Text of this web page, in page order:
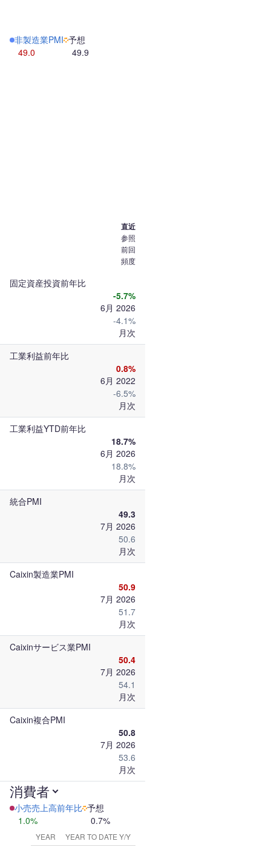
非製造業PMI
49.0
予想
49.9
直近
参照
前回
頻度
固定資産投資前年比
-5.7%
6月 2026
-4.1%
月次
工業利益前年比
0.8%
6月 2022
-6.5%
月次
工業利益YTD前年比
18.7%
6月 2026
18.8%
月次
統合PMI
49.3
7月 2026
50.6
月次
Caixin製造業PMI
50.9
7月 2026
51.7
月次
Caixinサービス業PMI
50.4
7月 2026
54.1
月次
Caixin複合PMI
50.8
7月 2026
53.6
月次
消費者
小売売上高前年比
1.0%
予想
0.7%
YEAR YEAR TO DATE Y/Y